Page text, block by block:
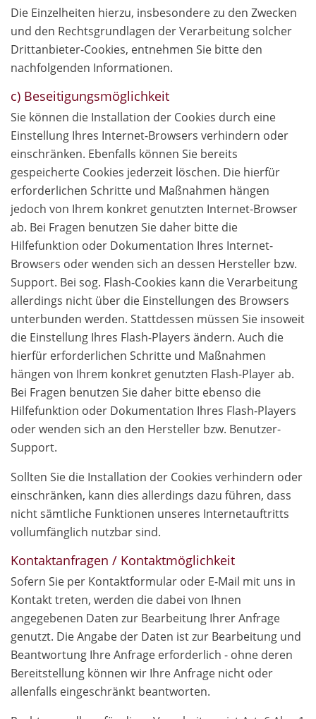
Die Einzelheiten hierzu, insbesondere zu den Zwecken
und den Rechtsgrundlagen der Verarbeitung solcher
Drittanbieter-Cookies, entnehmen Sie bitte den
nachfolgenden Informationen.
c) Beseitigungsmöglichkeit
Sie können die Installation der Cookies durch eine
Einstellung Ihres Internet-Browsers verhindern oder
einschränken. Ebenfalls können Sie bereits
gespeicherte Cookies jederzeit löschen. Die hierfür
erforderlichen Schritte und Maßnahmen hängen
jedoch von Ihrem konkret genutzten Internet-Browser
ab. Bei Fragen benutzen Sie daher bitte die
Hilfefunktion oder Dokumentation Ihres Internet-
Browsers oder wenden sich an dessen Hersteller bzw.
Support. Bei sog. Flash-Cookies kann die Verarbeitung
allerdings nicht über die Einstellungen des Browsers
unterbunden werden. Stattdessen müssen Sie insoweit
die Einstellung Ihres Flash-Players ändern. Auch die
hierfür erforderlichen Schritte und Maßnahmen
hängen von Ihrem konkret genutzten Flash-Player ab.
Bei Fragen benutzen Sie daher bitte ebenso die
Hilfefunktion oder Dokumentation Ihres Flash-Players
oder wenden sich an den Hersteller bzw. Benutzer-
Support.
Sollten Sie die Installation der Cookies verhindern oder
einschränken, kann dies allerdings dazu führen, dass
nicht sämtliche Funktionen unseres Internetauftritts
vollumfänglich nutzbar sind.
Kontaktanfragen / Kontaktmöglichkeit
Sofern Sie per Kontaktformular oder E-Mail mit uns in
Kontakt treten, werden die dabei von Ihnen
angegebenen Daten zur Bearbeitung Ihrer Anfrage
genutzt. Die Angabe der Daten ist zur Bearbeitung und
Beantwortung Ihre Anfrage erforderlich - ohne deren
Bereitstellung können wir Ihre Anfrage nicht oder
allenfalls eingeschränkt beantworten.